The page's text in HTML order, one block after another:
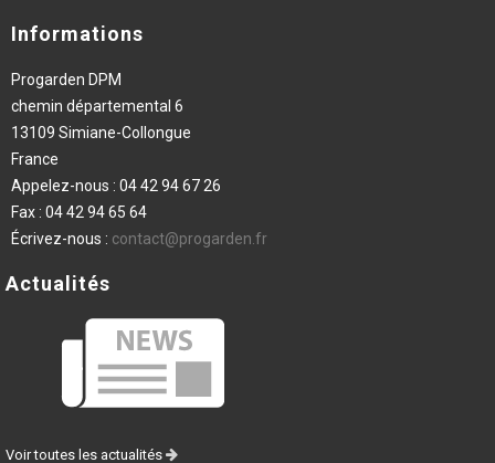
Informations
Progarden DPM
chemin départemental 6
13109 Simiane-Collongue
France
Appelez-nous : 04 42 94 67 26
Fax : 04 42 94 65 64
Écrivez-nous : contact@progarden.fr
Actualités
Voir toutes les actualités